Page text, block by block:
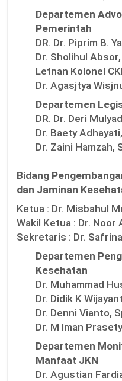
Departemen
Pemerintah
DR. Dr. Piprim B.
Dr. Sholihul
Letnan Kolonel
Dr. Agasjtya
Departemen
DR. Dr. Deri
Dr. Baety
Dr. Zaini Hamzah,
Bidang
dan Jaminan
Ketua : Dr. Misbahul
Wakil Ketua : Dr. Noor
Sekretaris : Dr.
Departemen
Kesehatan
Dr. Muhammad
Dr. Didik K
Dr. Denni Vianto,
Dr. M Iman
Departemen
Manfaat JKN
Dr. Agustian